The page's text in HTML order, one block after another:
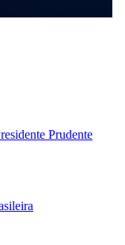
Prudente